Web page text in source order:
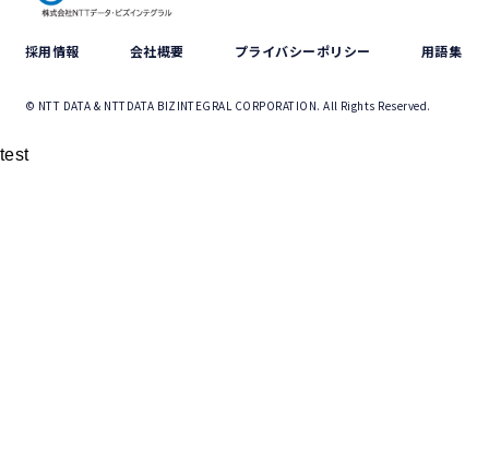
採用情報 会社概要 プライバシーポリシー 用語集
© NTT DATA & NTTDATA BIZINTEGRAL CORPORATION. All Rights Reserved.
test